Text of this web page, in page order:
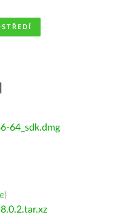
64_sdk.dmg
)